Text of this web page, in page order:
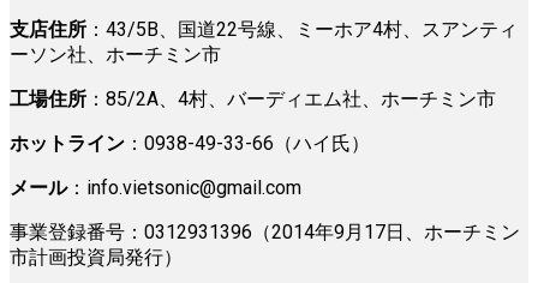
支店住所 ：43/5B、国道22号線、ミーホア4村、スアンティ
ーソン社、ホーチミン市
工場住所 ：85/2A、4村、バーディエム社、ホーチミン市
ホットライン ：0938-49-33-66（ハイ氏）
メール： info.vietsonic@gmail.com
事業登録番号：0312931396（2014年9月17日、ホーチミン
市計画投資局発行）